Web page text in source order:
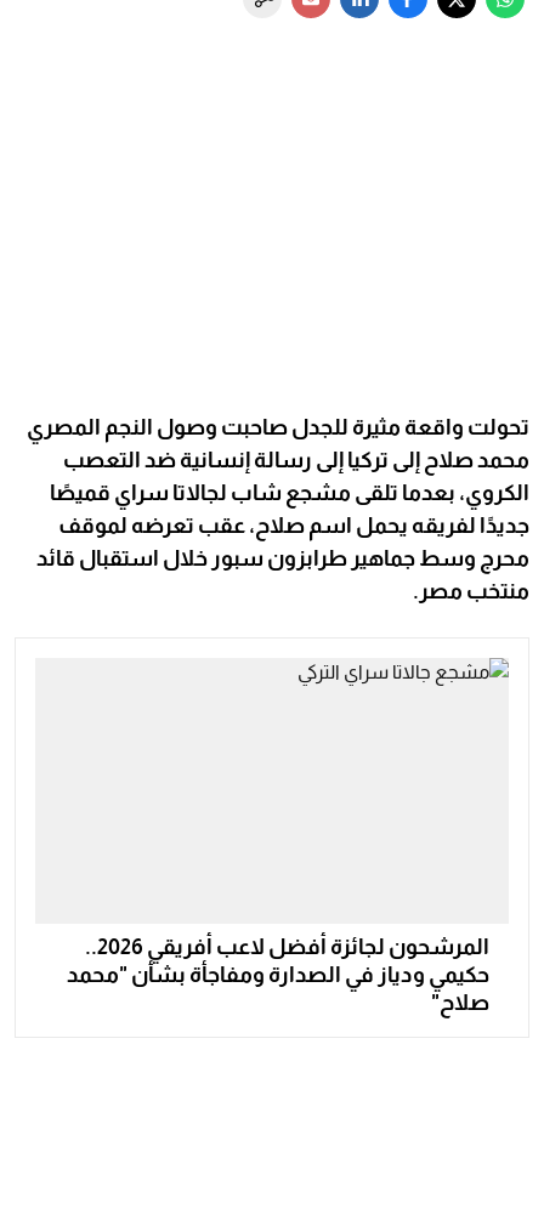
تحولت واقعة مثيرة للجدل صاحبت وصول النجم المصري
محمد صلاح إلى تركيا إلى رسالة إنسانية ضد التعصب
الكروي، بعدما تلقى مشجع شاب لجالاتا سراي قميصًا
جديدًا لفريقه يحمل اسم صلاح، عقب تعرضه لموقف
محرج وسط جماهير طرابزون سبور خلال استقبال قائد
منتخب مصر.
المرشحون لجائزة أفضل لاعب أفريقي 2026..
حكيمي ودياز في الصدارة ومفاجأة بشأن "محمد
صلاح"